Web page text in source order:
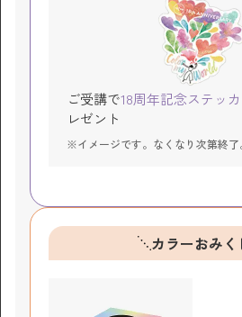
ご受講で18周年記念ステッ
レゼント
※イメージです。なくなり次第終了
カラーおみく